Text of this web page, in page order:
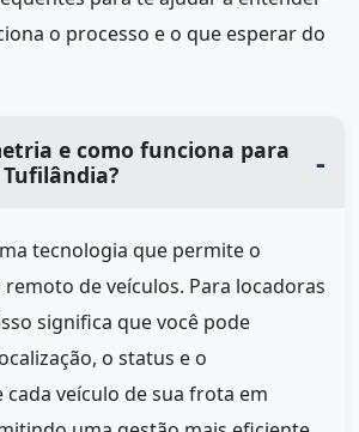
o processo e o que esperar do
e como funciona para
tecnologia que permite o
de veículos. Para locadoras
significa que você pode
o status e o
veículo de sua frota em